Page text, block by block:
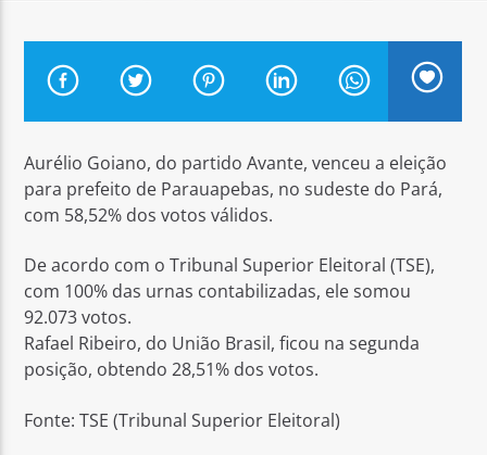
Arara Azul FM
Aurélio Goiano, do partido Avante, venceu a eleição
para prefeito de Parauapebas, no sudeste do Pará,
com 58,52% dos votos válidos.
De acordo com o Tribunal Superior Eleitoral (TSE),
com 100% das urnas contabilizadas, ele somou
92.073 votos.
Rafael Ribeiro, do União Brasil, ficou na segunda
posição, obtendo 28,51% dos votos.
Fonte: TSE (Tribunal Superior Eleitoral)